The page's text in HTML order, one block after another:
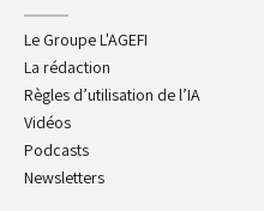
Le Groupe L'AGEFI
La rédaction
Règles d’utilisation de l’IA
Vidéos
Podcasts
Newsletters